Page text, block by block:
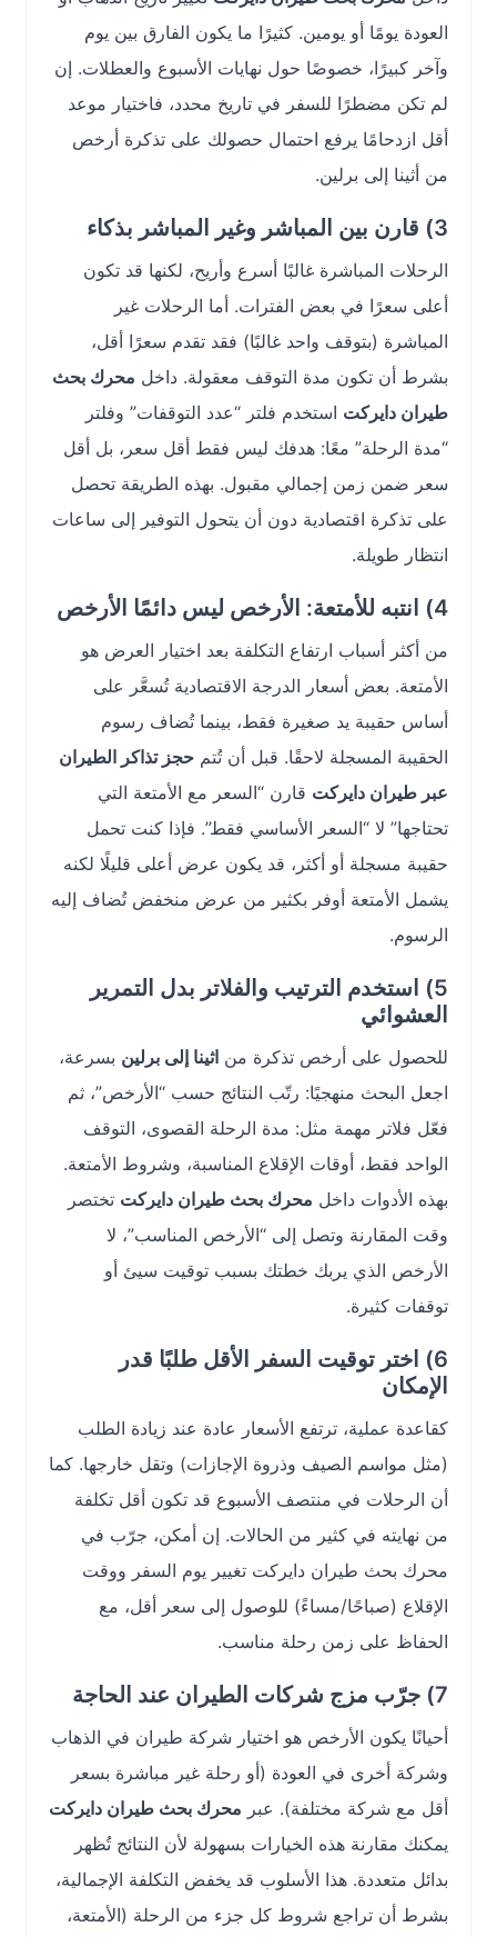
العودة يومًا أو يومين. كثيرًا ما يكون الفارق بين يوم
وآخر كبيرًا، خصوصًا حول نهايات الأسبوع والعطلات. إن
لم تكن مضطرًا للسفر في تاريخ محدد، فاختيار موعد
أقل ازدحامًا يرفع احتمال حصولك على تذكرة أرخص
من أثينا إلى برلين.
الرحلات المباشرة غالبًا أسرع وأريح، لكنها قد تكون
أعلى سعرًا في بعض الفترات. أما الرحلات غير
المباشرة (بتوقف واحد غالبًا) فقد تقدم سعرًا أقل،
بشرط أن تكون مدة التوقف معقولة. داخل محرك بحث
طيران دايركتاستخدم فلتر “عدد التوقفات” وفلتر
“مدة الرحلة” معًا: هدفك ليس فقط أقل سعر، بل أقل
سعر ضمن زمن إجمالي مقبول. بهذه الطريقة تحصل
على تذكرة اقتصادية دون أن يتحول التوفير إلى ساعات
انتظار طويلة.
من أكثر أسباب ارتفاع التكلفة بعد اختيار العرض هو
الأمتعة. بعض أسعار الدرجة الاقتصادية تُسعَّر على
أساس حقيبة يد صغيرة فقط، بينما تُضاف رسوم
الحقيبة المسجلة لاحقًا. قبل أن تُتمحجز تذاكر الطيران
عبر طيران دايركتقارن “السعر مع الأمتعة التي
تحتاجها” لا “السعر الأساسي فقط”. فإذا كنت تحمل
حقيبة مسجلة أو أكثر، قد يكون عرض أعلى قليلًا لكنه
يشمل الأمتعة أوفر بكثير من عرض منخفض تُضاف إليه
الرسوم.
5) استخدم الترتيب والفلاتر بدل التمرير
العشوائي
للحصول على أرخص تذكرة من اثينا إلى برلين بسرعة،
اجعل البحث منهجيًا: رتّب النتائج حسب “الأرخص”، ثم
فعّل فلاتر مهمة مثل: مدة الرحلة القصوى، التوقف
الواحد فقط، أوقات الإقلاع المناسبة، وشروط الأمتعة.
بهذه الأدوات داخل محرك بحث طيران دايركتتختصر
وقت المقارنة وتصل إلى “الأرخص المناسب”، لا
الأرخص الذي يربك خطتك بسبب توقيت سيئ أو
توقفات كثيرة.
6) اختر توقيت السفر الأقل طلبًا قدر
الإمكان
كقاعدة عملية، ترتفع الأسعار عادة عند زيادة الطلب
(مثل مواسم الصيف وذروة الإجازات) وتقل خارجها. كما
أن الرحلات في منتصف الأسبوع قد تكون أقل تكلفة
من نهايته في كثير من الحالات. إن أمكن، جرّب في
محرك بحث طيران دايركت تغيير يوم السفر ووقت
الإقلاع (صباحًا/مساءً) للوصول إلى سعر أقل، مع
الحفاظ على زمن رحلة مناسب.
أحيانًا يكون الأرخص هو اختيار شركة طيران في الذهاب
وشركة أخرى في العودة (أو رحلة غير مباشرة بسعر
أقل مع شركة مختلفة). عبرمحرك بحث طيران دايركت
يمكنك مقارنة هذه الخيارات بسهولة لأن النتائج تُظهر
بدائل متعددة. هذا الأسلوب قد يخفض التكلفة الإجمالية،
بشرط أن تراجع شروط كل جزء من الرحلة (الأمتعة،